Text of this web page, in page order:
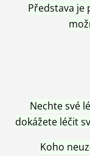
Představa je
Nechte své
dokážete léčit
Koho